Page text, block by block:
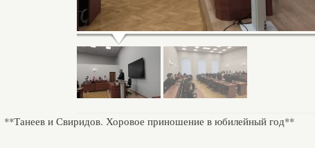
**Танеев и Свиридов. Хоровое приношение в юбилейный год**